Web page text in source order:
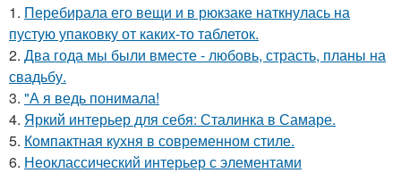
1. Перебирала его вещи и в рюкзаке наткнулась на
пустую упаковку от каких-то таблеток.
2. Два года мы были вместе - любовь, страсть, планы на
свадьбу.
3. "А я ведь понимала!
4. Яркий интерьер для себя: Сталинка в Самаре.
5. Компактная кухня в современном стиле.
6. Неоклассический интерьер с элементами